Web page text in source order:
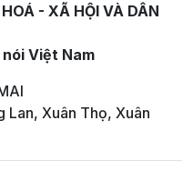
- XÃ HỘI VÀ DÂN
Việt Nam
Lan, Xuân Thọ, Xuân